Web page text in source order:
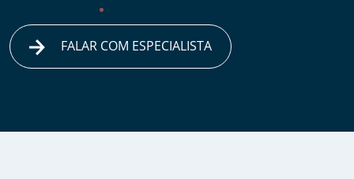
FALAR COM ESPECIALISTA